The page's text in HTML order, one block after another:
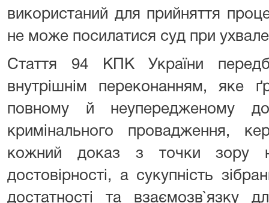
використаний для прийняття
не може посилатися суд при
Стаття 94 КПК України
внутрішнім переконанням, яке
повному й неупередженому
кримінального провадження,
кожний доказ з точки зору
достовірності, а сукупність
достатності та взаємозв`язку